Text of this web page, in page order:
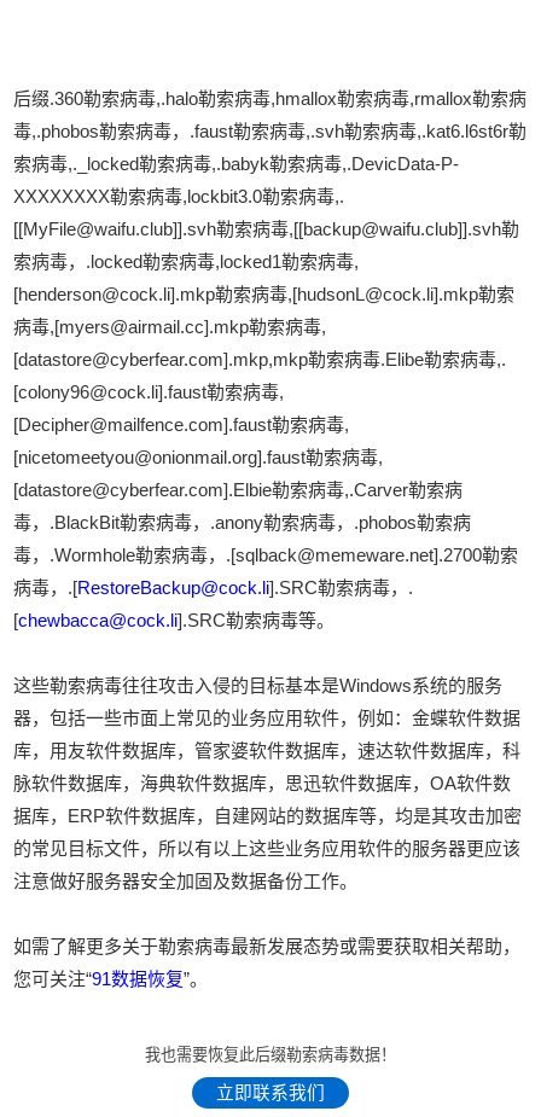
后缀.360勒索病毒,.halo勒索病毒,hmallox勒索病毒,rmallox勒索病
毒,.phobos勒索病毒，.faust勒索病毒,.svh勒索病毒,.kat6.l6st6r勒
索病毒,._locked勒索病毒,.babyk勒索病毒,.DevicData-P-
XXXXXXXX勒索病毒,lockbit3.0勒索病毒,.
[[MyFile@waifu.club]].svh勒索病毒,[[backup@waifu.club]].svh勒
索病毒，.locked勒索病毒,locked1勒索病毒,
[henderson@cock.li].mkp勒索病毒,[hudsonL@cock.li].mkp勒索
病毒,[myers@airmail.cc].mkp勒索病毒,
[datastore@cyberfear.com].mkp,mkp勒索病毒.Elibe勒索病毒,.
[colony96@cock.li].faust勒索病毒,
[Decipher@mailfence.com].faust勒索病毒,
[nicetomeetyou@onionmail.org].faust勒索病毒,
[datastore@cyberfear.com].Elbie勒索病毒,.Carver勒索病
毒，.BlackBit勒索病毒，.anony勒索病毒，.phobos勒索病
毒，.Wormhole勒索病毒，.[sqlback@memeware.net].2700勒索
病毒，.[RestoreBackup@cock.li].SRC勒索病毒，.
[chewbacca@cock.li].SRC勒索病毒等。
这些勒索病毒往往攻击入侵的目标基本是Windows系统的服务
器，包括一些市面上常见的业务应用软件，例如：金蝶软件数据
库，用友软件数据库，管家婆软件数据库，速达软件数据库，科
脉软件数据库，海典软件数据库，思迅软件数据库，OA软件数
据库，ERP软件数据库，自建网站的数据库等，均是其攻击加密
的常见目标文件，所以有以上这些业务应用软件的服务器更应该
注意做好服务器安全加固及数据备份工作。
如需了解更多关于勒索病毒最新发展态势或需要获取相关帮助，
您可关注“91数据恢复”。
我也需要恢复此后缀勒索病毒数据！
立即联系我们